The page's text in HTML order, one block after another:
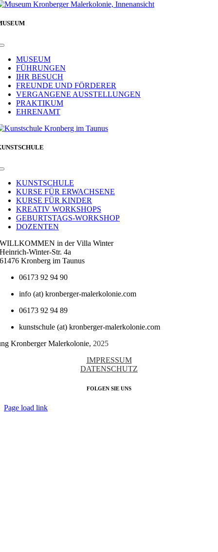
Toggle
NavigationMUSEUM
FÜHRUNGEN
IHR BESUCH
FREUNDE UND FÖRDERER
VERGANGENE AUSSTELLUNGEN
PRAKTIKUM
EHRENAMT
Toggle
NavigationKUNSTSCHULE
KURSE FÜR ERWACHSENE
KURSE FÜR KINDER
KREATIV WORKSHOPS
GEBURTSTAGS-WORKSHOP
DOZENTEN
WILLKOMMEN in der Villa Winter
Heinrich-Winter-Str. 4a
61476 Kronberg im Taunus
06173 92 94 90
info (at) kronberger-malerkolonie.com
06173 92 94 89
kunstschule (at) kronberger-malerkolonie.com
Kronberger Malerkolonie, 2025
IMPRESSUM
DATENSCHUTZ
FOLGEN SIE UNS
Page load link